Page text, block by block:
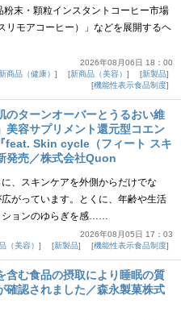
末・顆粒インスタントコーヒー市場
モアコーヒー）」などを展開するヘ
2026年08月06日 18：00
商品（健康） 新商品（美容）
新製品
機能性表示食品制度
のターンオーバーとうるおい維
美容サプリメント還元型コエン
feat. Skin cycle（フィート スキ
発売／株式会社Quon
、スキンケアを外側からだけでな
がっています。とくに、年齢や生活
ションのゆらぎを感……
2026年08月05日 17：03
（美容） 新製品 機能性表示食品制度
含む食品の摂取により睡眠の質
確認されました／森永製菓株式